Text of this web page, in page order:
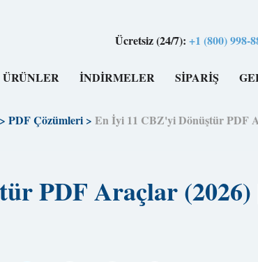
Ücretsiz (24/7):+1 (800) 998-
ÜRÜNLER İNDİRMELER SİPARİŞ
PDF Çözümleri> En İyi 11 CBZ'yi Dönüştür PDF
PDF Araçlar